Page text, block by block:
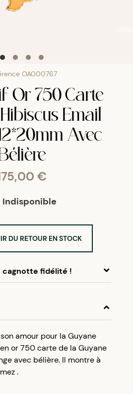
OA000767
Or 750 Carte
Email
Avec
€
Indisponible
DU RETOUR EN STOCK
cagnotte fidélité !
5% de vos achats dans
sans minimum d’achat.
de fidélité dès votre
à partir de 50€ d’achats.
amour pour la Guyane
or 750 carte de la Guyane
avec bélière. Il montre à
.